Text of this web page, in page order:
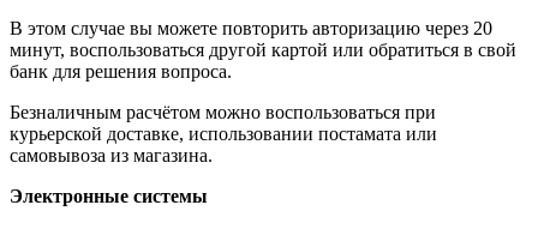
В этом случае вы можете повторить авторизацию через 20
минут, воспользоваться другой картой или обратиться в свой
банк для решения вопроса.
Безналичным расчётом можно воспользоваться при
курьерской доставке, использовании постамата или
самовывоза из магазина.
Электронные системы